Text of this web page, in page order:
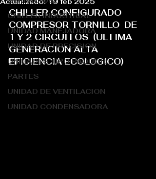
CHILLER INDUSTRIAL
UNIDAD MANEJADORA
UNIDAD DE PRECISION
UNIDADES TIPO PAQUETE
PARTES
UNIDAD DE VENTILACION
UNIDAD CONDENSADORA
CHILLER CONFIGURADO
COMPRESOR TORNILLO  DE
1 Y 2 CIRCUITOS  (ULTIMA
GENERACION ALTA
EFICIENCIA ECOLOGICO)